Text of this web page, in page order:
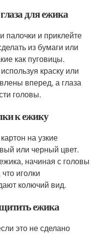
для ежика
палочки и приклейте
из бумаги или
как пуговицы.
краску или
вперед, а глаза
головы.
к ежику
на узкие
или черный цвет.
начиная с головы
иголки
колючий вид.
ежика
это не сделано